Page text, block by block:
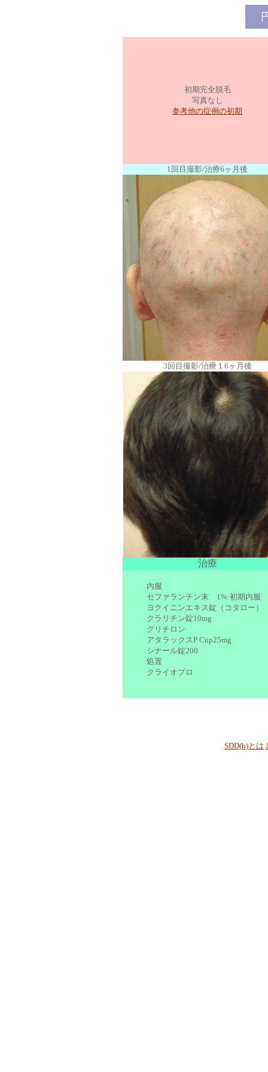
初期完全脱毛
写真なし
参考他の症例の初期
1回目撮影/治療6ヶ月後
3回目撮影/治療１6ヶ月後
治療
内服
セファランチン末 1%:初期内服
ヨクイニンエキス錠（コタロー）
クラリチン錠10mg
グリチロン
アタラックスP Cup25mg
シナール錠200
処置
クライオプロ
SDD(h)とは